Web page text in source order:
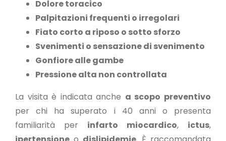
Dolore toracico
Palpitazioni frequenti o irregolari
Fiato corto a riposo o sotto sforzo
Svenimenti o sensazione di svenimento
Gonfiore alle gambe
Pressione alta non controllata
La visita è indicata anche a scopo preventivo
per chi ha superato i 40 anni o presenta
familiarità per infarto miocardico, ictus,